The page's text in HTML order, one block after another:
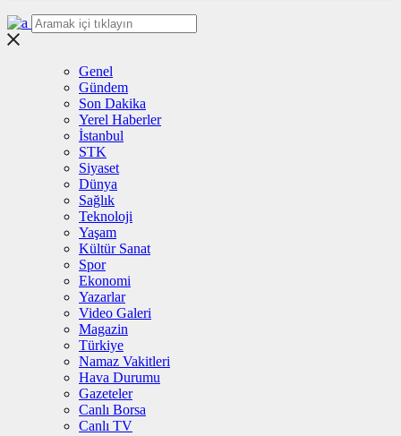
Genel
Gündem
Son Dakika
Yerel Haberler
İstanbul
STK
Siyaset
Dünya
Sağlık
Teknoloji
Yaşam
Kültür Sanat
Spor
Ekonomi
Yazarlar
Video Galeri
Magazin
Türkiye
Namaz Vakitleri
Hava Durumu
Gazeteler
Canlı Borsa
Canlı TV